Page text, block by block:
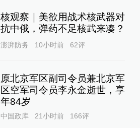
核观察｜美欲用战术核武器对
抗中俄，弹药不足核武来凑？
澎湃防务 10小时前 62评
原北京军区副司令员兼北京军
区空军司令员李永金逝世，享
年84岁
中国政库 21小时前 166评